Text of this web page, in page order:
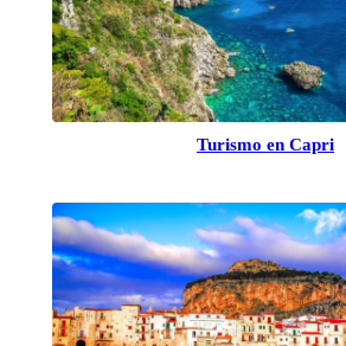
Turismo en Capri